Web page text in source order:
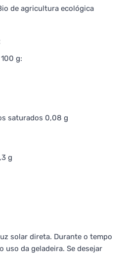
de agricultura ecológica
g:
saturados 0,08 g
g
solar direta. Durante o tempo
uso da geladeira. Se desejar